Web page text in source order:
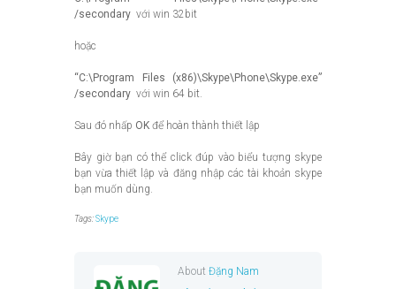
/secondary với win 32bit
hoặc
“C:\Program Files (x86)\Skype\Phone\Skype.exe”
/secondary với win 64 bit.
Sau đó nhấp OK để hoàn thành thiết lập
Bây giờ bạn có thể click đúp vào biểu tượng skype
bạn vừa thiết lập và đăng nhập các tài khoản skype
bạn muốn dùng.
Tags:Skype
AboutĐặng Nam